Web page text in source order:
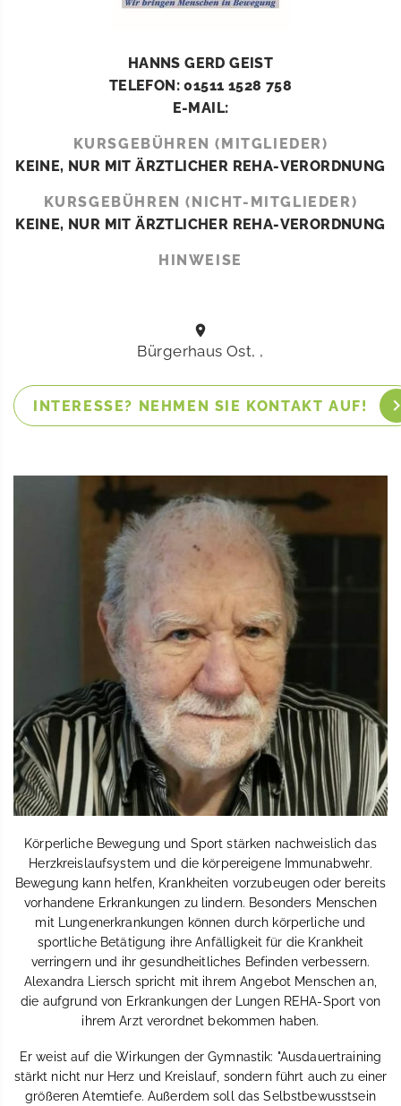
HANNS GERD GEIST
TELEFON: 01511 1528 758
E-MAIL:
KURSGEBÜHREN (MITGLIEDER)
KEINE, NUR MIT ÄRZTLICHER REHA-VERORDNUNG
KURSGEBÜHREN (NICHT-MITGLIEDER)
KEINE, NUR MIT ÄRZTLICHER REHA-VERORDNUNG
HINWEISE
Bürgerhaus Ost, ,
INTERESSE? NEHMEN SIE KONTAKT AUF!
Körperliche Bewegung und Sport stärken nachweislich das
Herzkreislaufsystem und die körpereigene Immunabwehr.
Bewegung kann helfen, Krankheiten vorzubeugen oder bereits
vorhandene Erkrankungen zu lindern. Besonders Menschen
mit Lungenerkrankungen können durch körperliche und
sportliche Betätigung ihre Anfälligkeit für die Krankheit
verringern und ihr gesundheitliches Befinden verbessern.
Alexandra Liersch spricht mit ihrem Angebot Menschen an,
die aufgrund von Erkrankungen der Lungen REHA-Sport von
ihrem Arzt verordnet bekommen haben.
Er weist auf die Wirkungen der Gymnastik: "Ausdauertraining
stärkt nicht nur Herz und Kreislauf, sondern führt auch zu einer
größeren Atemtiefe. Außerdem soll das Selbstbewusstsein